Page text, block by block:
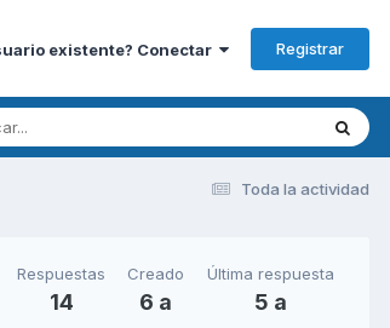
existente? Conectar Registrar
Toda la actividad
Respuestas
14
Creado
6 a
Última respuesta
5 a